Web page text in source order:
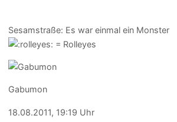
Sesamstraße: Es war einmal ein Monster
Gabumon
18.08.2011, 19:19 Uhr